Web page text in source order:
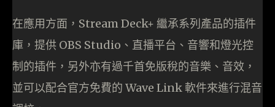
在應用方面，Stream Deck+ 繼承系列產品的插件
庫，提供 OBS Studio、直播平台、音響和燈光控
制的插件，另外亦有過千首免版稅的音樂、音效，
並可以配合官方免費的 Wave Link 軟件來進行混音